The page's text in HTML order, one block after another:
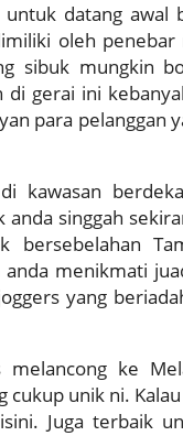
datang awal
oleh penebar
sibuk mungkin
di gerai ini
para pelanggan
kawasan
singgah
bersebelahan
menikmati
yang
ke
cukup unik ni.
Juga terbaik